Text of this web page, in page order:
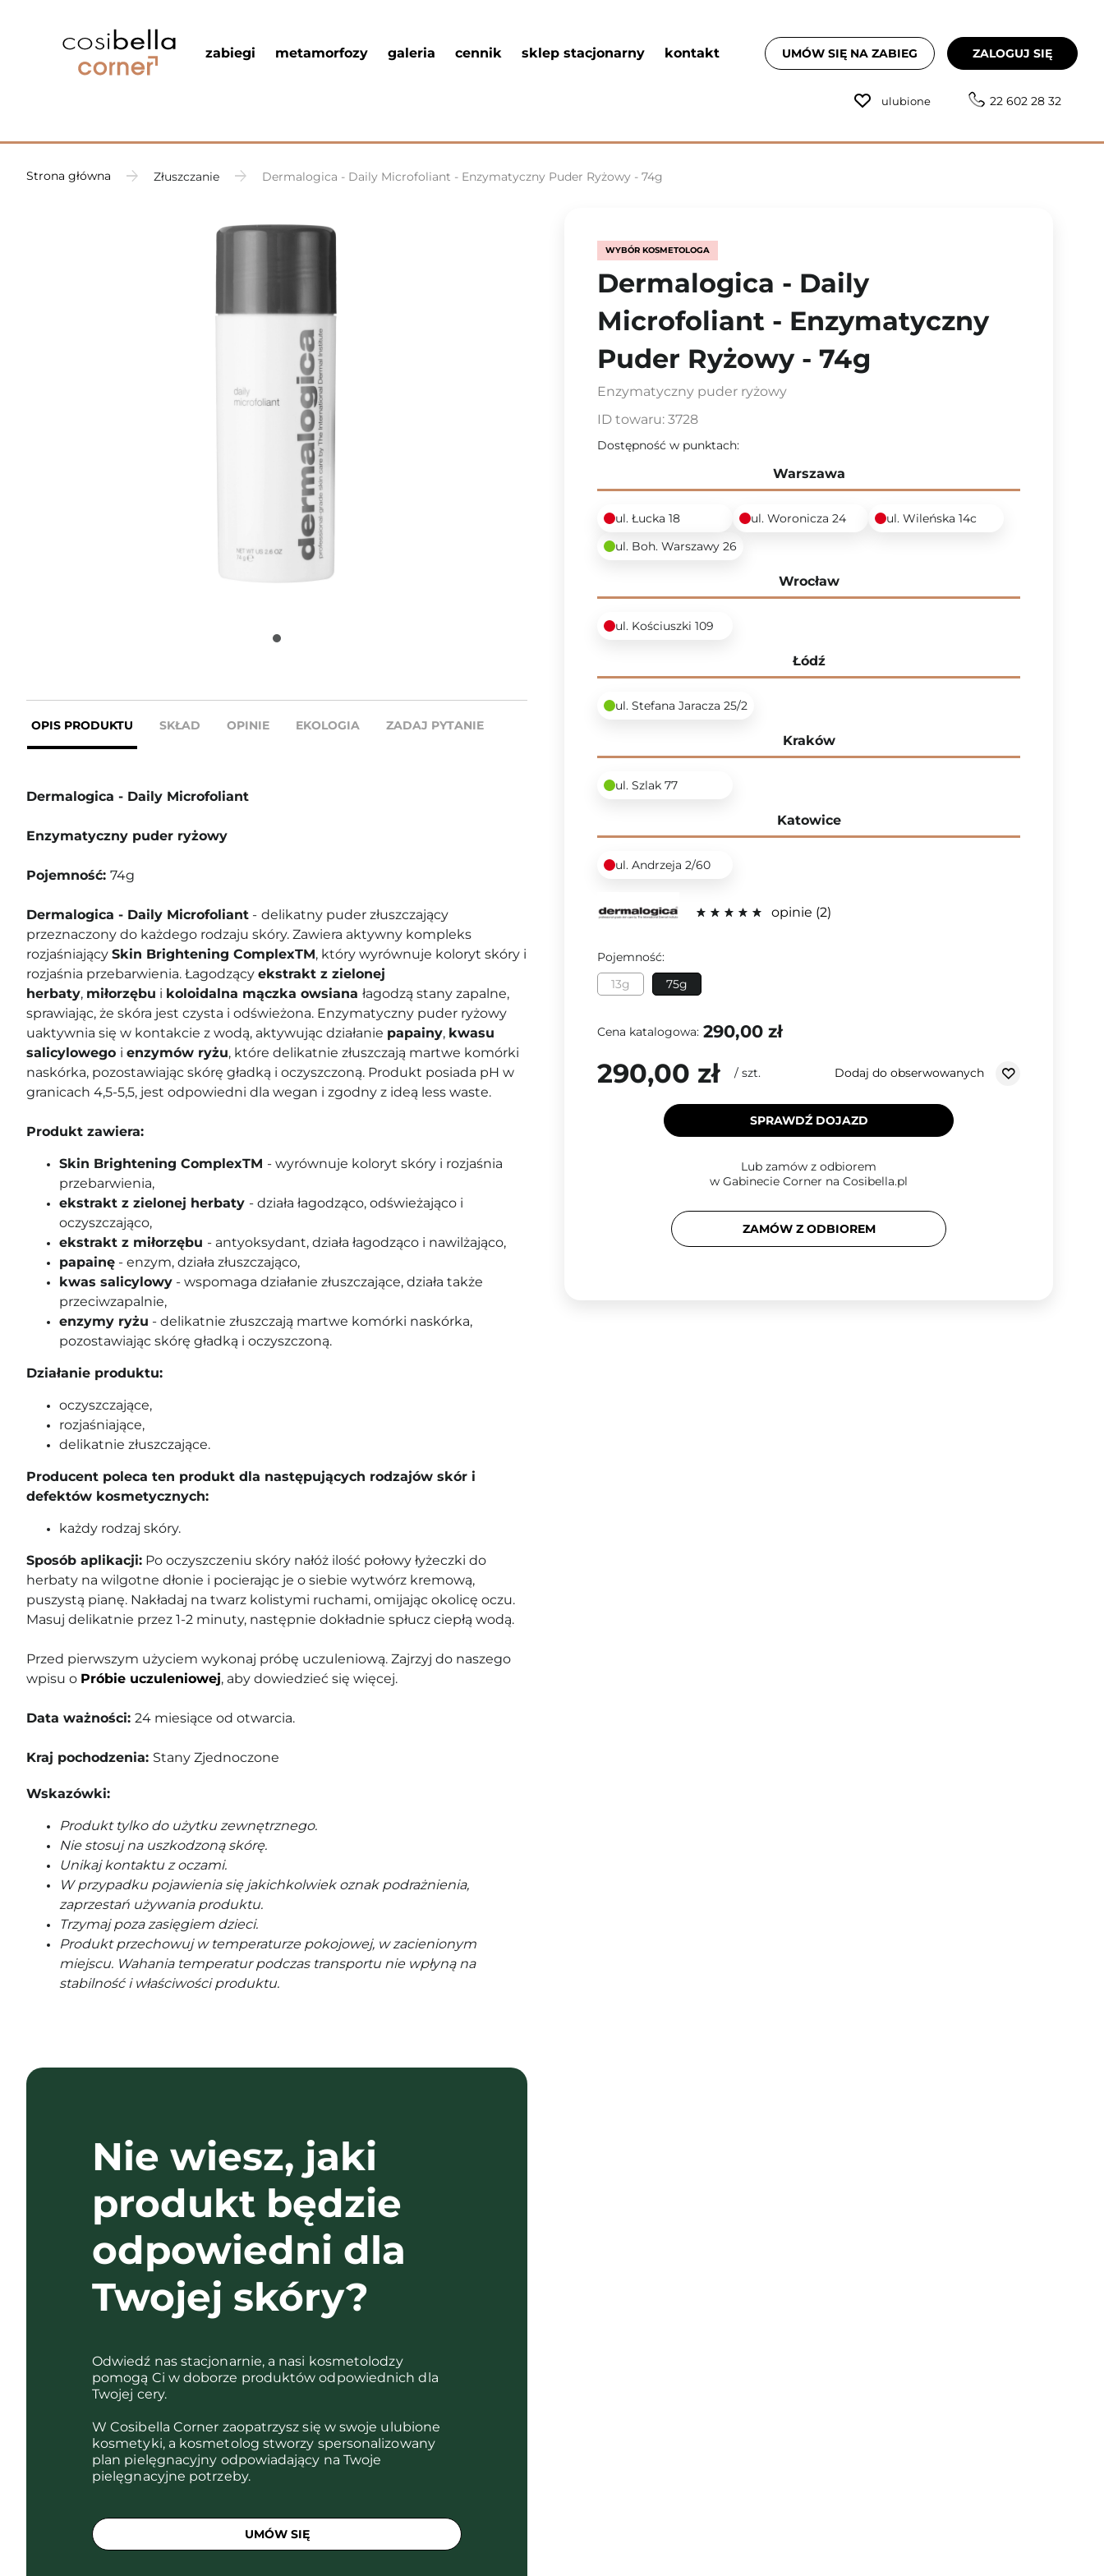
zabiegi metamorfozy galeria cennik sklep stacjonarny kontakt UMÓW SIĘ NA ZABIEG ZALOGUJ SIĘ
ulubione 22 602 28 32
Strona główna Złuszczanie Dermalogica - Daily Microfoliant - Enzymatyczny Puder Ryżowy - 74g
OPIS PRODUKTU SKŁAD OPINIE EKOLOGIA ZADAJ PYTANIE
Dermalogica - Daily Microfoliant
Enzymatyczny puder ryżowy
Pojemność: 74g
Dermalogica - Daily Microfoliant - delikatny puder złuszczający
przeznaczony do każdego rodzaju skóry. Zawiera aktywny kompleks
rozjaśniający Skin Brightening ComplexTM, który wyrównuje koloryt skóry i
rozjaśnia przebarwienia. Łagodzący ekstrakt z zielonej
herbaty, miłorzębu i koloidalna mączka owsiana łagodzą stany zapalne,
sprawiając, że skóra jest czysta i odświeżona. Enzymatyczny puder ryżowy
uaktywnia się w kontakcie z wodą, aktywując działanie papainy, kwasu
salicylowego i enzymów ryżu, które delikatnie złuszczają martwe komórki
naskórka, pozostawiając skórę gładką i oczyszczoną. Produkt posiada pH w
granicach 4,5-5,5, jest odpowiedni dla wegan i zgodny z ideą less waste.
Produkt zawiera:
Skin Brightening ComplexTM - wyrównuje koloryt skóry i rozjaśnia
przebarwienia,
ekstrakt z zielonej herbaty - działa łagodząco, odświeżająco i
oczyszczająco,
ekstrakt z miłorzębu - antyoksydant, działa łagodząco i nawilżająco,
papainę - enzym, działa złuszczająco,
kwas salicylowy - wspomaga działanie złuszczające, działa także
przeciwzapalnie,
enzymy ryżu - delikatnie złuszczają martwe komórki naskórka,
pozostawiając skórę gładką i oczyszczoną.
Działanie produktu:
oczyszczające,
rozjaśniające,
delikatnie złuszczające.
Producent poleca ten produkt dla następujących rodzajów skór i
defektów kosmetycznych:
każdy rodzaj skóry.
Sposób aplikacji: Po oczyszczeniu skóry nałóż ilość połowy łyżeczki do
herbaty na wilgotne dłonie i pocierając je o siebie wytwórz kremową,
puszystą pianę. Nakładaj na twarz kolistymi ruchami, omijając okolicę oczu.
Masuj delikatnie przez 1-2 minuty, następnie dokładnie spłucz ciepłą wodą.
Przed pierwszym użyciem wykonaj próbę uczuleniową. Zajrzyj do naszego
wpisu o Próbie uczuleniowej, aby dowiedzieć się więcej.
Data ważności: 24 miesiące od otwarcia.
Kraj pochodzenia: Stany Zjednoczone
Wskazówki:
Produkt tylko do użytku zewnętrznego.
Nie stosuj na uszkodzoną skórę.
Unikaj kontaktu z oczami.
W przypadku pojawienia się jakichkolwiek oznak podrażnienia,
zaprzestań używania produktu.
Trzymaj poza zasięgiem dzieci.
Produkt przechowuj w temperaturze pokojowej, w zacienionym
miejscu. Wahania temperatur podczas transportu nie wpłyną na
stabilność i właściwości produktu.
Nie wiesz, jaki
produkt będzie
odpowiedni dla
Twojej skóry?
Odwiedź nas stacjonarnie, a nasi kosmetolodzy
pomogą Ci w doborze produktów odpowiednich dla
Twojej cery.
W Cosibella Corner zaopatrzysz się w swoje ulubione
kosmetyki, a kosmetolog stworzy spersonalizowany
plan pielęgnacyjny odpowiadający na Twoje
pielęgnacyjne potrzeby.
UMÓW SIĘ
WYBÓR KOSMETOLOGA
Dermalogica - Daily
Microfoliant - Enzymatyczny
Puder Ryżowy - 74g
Enzymatyczny puder ryżowy
ID towaru: 3728
Dostępność w punktach:
Warszawa
ul. Łucka 18 ul. Woronicza 24
ul. Wileńska 14c
ul. Boh. Warszawy 26
Wrocław
ul. Kościuszki 109
Łódź
ul. Stefana Jaracza 25/2
Kraków
ul. Szlak 77
Katowice
ul. Andrzeja 2/60
opinie 2
Pojemność:
13g
75g
Cena katalogowa: 290,00 zł
290,00 zł / szt. Dodaj do obserwowanych
SPRAWDŹ DOJAZD
Lub zamów z odbiorem
w Gabinecie Corner na Cosibella.pl
ZAMÓW Z ODBIOREM